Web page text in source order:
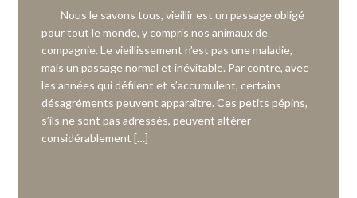
Nous le savons tous, vieillir est un passage obligé
pour tout le monde, y compris nos animaux de
compagnie. Le vieillissement n’est pas une maladie,
mais un passage normal et inévitable. Par contre, avec
les années qui défilent et s’accumulent, certains
désagréments peuvent apparaître. Ces petits pépins,
s’ils ne sont pas adressés, peuvent altérer
considérablement […]